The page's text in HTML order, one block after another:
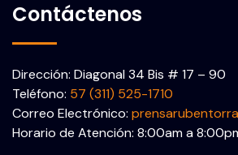
Contáctenos
Dirección: Diagonal 34 Bis # 17 – 90
Teléfono: 57 (311) 525-1710
Correo Electrónico:
Horario de Atención: 8:00am a